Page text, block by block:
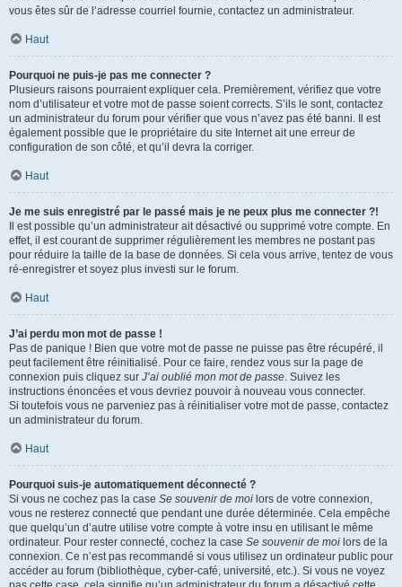
vous êtes sûr de l’adresse courriel fournie, contactez un administrateur.
Haut
Pourquoi ne puis-je pas me connecter ?
Plusieurs raisons pourraient expliquer cela. Premièrement, vérifiez que votre
nom d’utilisateur et votre mot de passe soient corrects. S’ils le sont, contactez
un administrateur du forum pour vérifier que vous n’avez pas été banni. Il est
également possible que le propriétaire du site Internet ait une erreur de
configuration de son côté, et qu’il devra la corriger.
Haut
Je me suis enregistré par le passé mais je ne peux plus me connecter ?!
Il est possible qu’un administrateur ait désactivé ou supprimé votre compte. En
effet, il est courant de supprimer régulièrement les membres ne postant pas
pour réduire la taille de la base de données. Si cela vous arrive, tentez de vous
ré-enregistrer et soyez plus investi sur le forum.
Haut
J’ai perdu mon mot de passe !
Pas de panique ! Bien que votre mot de passe ne puisse pas être récupéré, il
peut facilement être réinitialisé. Pour ce faire, rendez vous sur la page de
connexion puis cliquez sur J’ai oublié mon mot de passe. Suivez les
instructions énoncées et vous devriez pouvoir à nouveau vous connecter.
Si toutefois vous ne parveniez pas à réinitialiser votre mot de passe, contactez
un administrateur du forum.
Haut
Pourquoi suis-je automatiquement déconnecté ?
Si vous ne cochez pas la case Se souvenir de moi lors de votre connexion,
vous ne resterez connecté que pendant une durée déterminée. Cela empêche
que quelqu’un d’autre utilise votre compte à votre insu en utilisant le même
ordinateur. Pour rester connecté, cochez la case Se souvenir de moi lors de la
connexion. Ce n’est pas recommandé si vous utilisez un ordinateur public pour
accéder au forum (bibliothèque, cyber-café, université, etc.). Si vous ne voyez